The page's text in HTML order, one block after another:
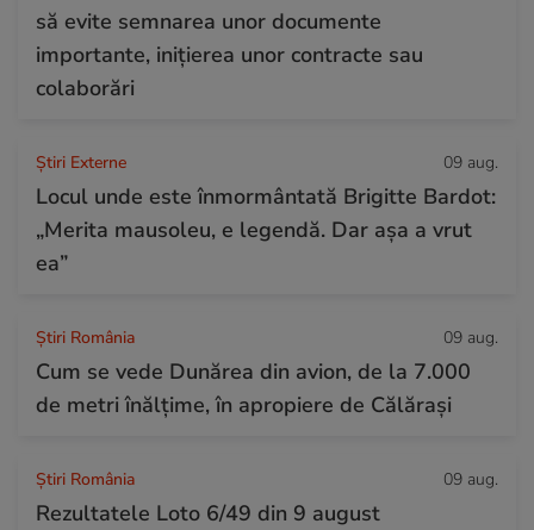
să evite semnarea unor documente
importante, inițierea unor contracte sau
colaborări
Știri Externe 09 aug.
Locul unde este înmormântată Brigitte Bardot:
„Merita mausoleu, e legendă. Dar așa a vrut
ea”
Știri România 09 aug.
Cum se vede Dunărea din avion, de la 7.000
de metri înălțime, în apropiere de Călărași
Știri România 09 aug.
Rezultatele Loto 6/49 din 9 august